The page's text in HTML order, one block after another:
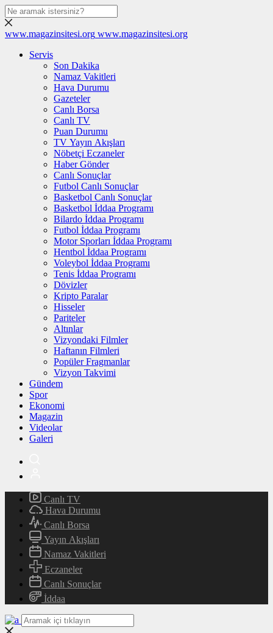
www.magazinsitesi.org www.magazinsitesi.org
Servis
Son Dakika
Namaz Vakitleri
Hava Durumu
Gazeteler
Canlı Borsa
Canlı TV
Puan Durumu
TV Yayın Akışları
Nöbetçi Eczaneler
Haber Gönder
Canlı Sonuçlar
Futbol Canlı Sonuçlar
Basketbol Canlı Sonuçlar
Basketbol İddaa Programı
Bilardo İddaa Programı
Futbol İddaa Programı
Motor Sporları İddaa Programı
Hentbol İddaa Programı
Voleybol İddaa Programı
Tenis İddaa Programı
Dövizler
Kripto Paralar
Hisseler
Pariteler
Altınlar
Vizyondaki Filmler
Haftanın Filmleri
Popüler Fragmanlar
Vizyon Takvimi
Gündem
Spor
Ekonomi
Magazin
Videolar
Galeri
Canlı TV
Hava Durumu
Canlı Borsa
Yayın Akışları
Namaz Vakitleri
Eczaneler
Canlı Sonuçlar
İddaa